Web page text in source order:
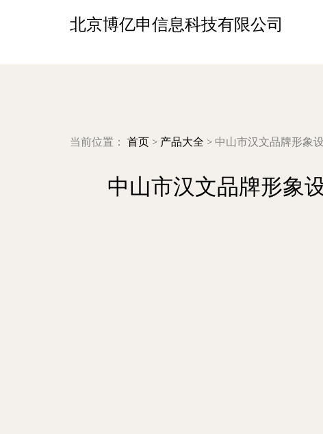
北京博亿申信息科技有限公司
当前位置： 首页 > 产品大全 > 中山市汉文品牌形象
中山市汉文品牌形象